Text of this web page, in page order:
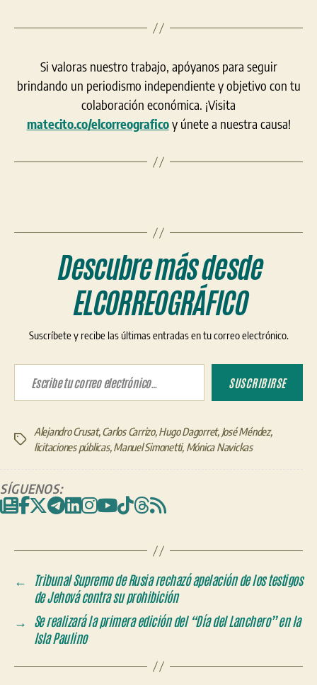
Si valoras nuestro trabajo, apóyanos para seguir
brindando un periodismo independiente y objetivo con tu
colaboración económica. ¡Visita
matecito.co/elcorreograficoy únete a nuestra causa!
Descubre más desde
ELCORREOGRÁFICO
Suscríbete y recibe las últimas entradas en tu correo electrónico.
Escribe tu correo electrónico…
SUSCRIBIRSE
Etiquetas
Alejandro Crusat,Carlos Carrizo,Hugo Dagorret, José Méndez,
licitaciones públicas,Manuel Simonetti, Mónica Navickas
SÍGUENOS:
←
Tribunal Supremo de Rusia rechazó apelación de los testigos
de Jehová contra su prohibición
→ Se realizará la primera edición del “Día del Lanchero” en la
Isla Paulino